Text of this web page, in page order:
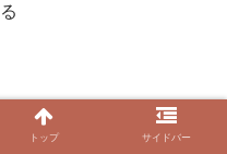
トップ サイドバー